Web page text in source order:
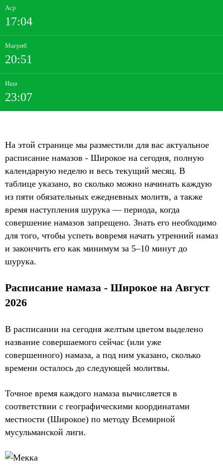
Аср
17:04
Магриб
20:51
Иша
23:07
На этой странице мы разместили для вас актуальное
расписание намазов - Широкое на сегодня, полную
календарную неделю и весь текущий месяц. В
таблице указано, во сколько можно начинать каждую
из пяти обязательных ежедневных молитв, а также
время наступления шурука — периода, когда
совершение намазов запрещено. Знать его необходимо
для того, чтобы успеть вовремя начать утренний намаз
и закончить его как минимум за 5–10 минут до
шурука.
Расписание намаза - Широкое на Август
2026
В расписании на сегодня желтым цветом выделено
название совершаемого сейчас (или уже
совершенного) намаза, а под ним указано, сколько
времени осталось до следующей молитвы.
Точное время каждого намаза вычисляется в
соответствии с географическими координатами
местности (Широкое) по методу Всемирной
мусульманской лиги.